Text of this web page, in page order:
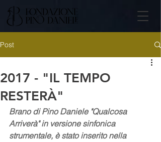
Post
2017 - "IL TEMPO
RESTERÀ"
Brano di Pino Daniele "Qualcosa
Arriverà" in versione sinfonica
strumentale, è stato inserito nella